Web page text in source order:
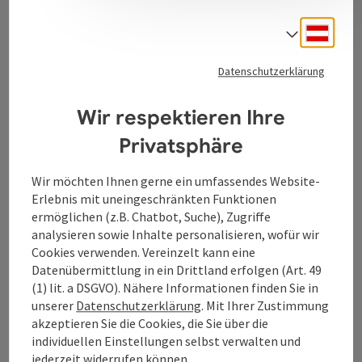
Tourismusverband Donauregion
Oberösterreich
WGD Donau Oberösterreich Tourismus
GmbH
Lindengasse 9
4040 Linz
+43 732 7277 - 888
info@donauregion.at
Datenschutzerklärung
Wir respektieren Ihre
Privatsphäre
Wir möchten Ihnen gerne ein umfassendes Website-
Erlebnis mit uneingeschränkten Funktionen
ermöglichen (z.B. Chatbot, Suche), Zugriffe
analysieren sowie Inhalte personalisieren, wofür wir
Cookies verwenden. Vereinzelt kann eine
Datenübermittlung in ein Drittland erfolgen (Art. 49
(1) lit. a DSGVO). Nähere Informationen finden Sie in
unserer Datenschutzerklärung. Mit Ihrer Zustimmung
akzeptieren Sie die Cookies, die Sie über die
individuellen Einstellungen selbst verwalten und
jederzeit widerrufen können.